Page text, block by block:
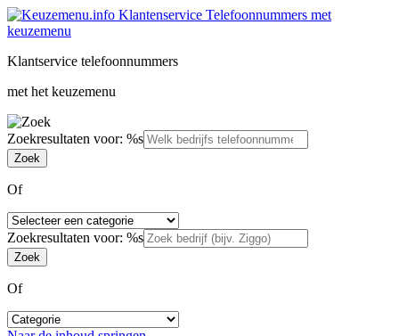
Klantservice telefoonnummers
met het keuzemenu
Zoekresultaten voor: %s
Of
Zoekresultaten voor: %s
Of